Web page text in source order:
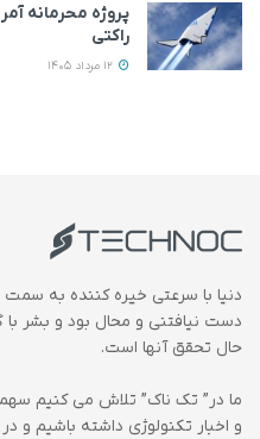
پروژه محرمانه
راکتی
دنیا با سرعتی خیره کننده به
دست نیافتنی و محال بود و بشر با
حال تحقق آنها است.
ما در” تک ناک” تلاش می کنیم
و اخبار تکنولوژی داشته باشیم و